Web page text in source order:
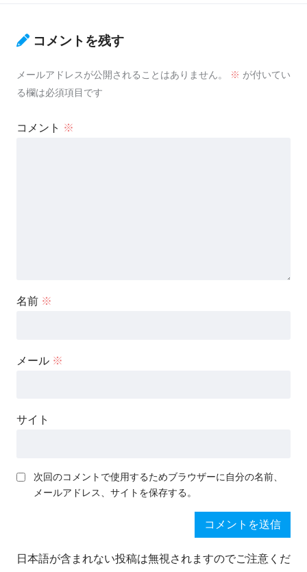
コメントを残す
メールアドレスが公開されることはありません。 ※ が付いてい
る欄は必須項目です
コメント ※
名前 ※
メール ※
サイト
次回のコメントで使用するためブラウザーに自分の名前、
メールアドレス、サイトを保存する。
日本語が含まれない投稿は無視されますのでご注意くだ